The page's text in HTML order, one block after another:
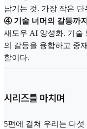
남기는 것. 가장 작은
④ 기술 너머의 갈등까
섀도우 AI 양성화. 기술
의 갈등을 융합하고 중
할이다.
시리즈를 마치며
5편에 걸쳐 우리는 다